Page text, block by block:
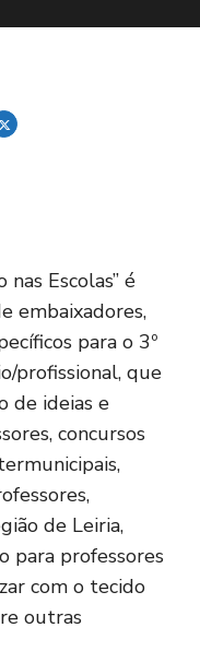
Escolas” é
embaixadores,
para o 3º
profissional, que
de ideias e
concursos
de Leiria,
para professores
com o tecido
outras